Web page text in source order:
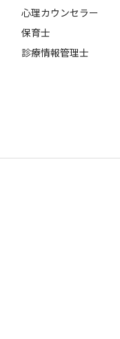
心理カウンセラー
保育士
診療情報管理士